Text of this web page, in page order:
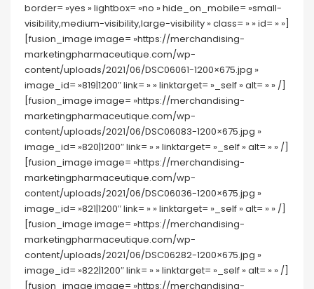
border= »yes » lightbox= »no » hide_on_mobile= »small-
visibility,medium-visibility,large-visibility » class= » » id= » »]
[fusion_image image= »https://merchandising-
marketingpharmaceutique.com/wp-
content/uploads/2021/06/DSC06061-1200×675.jpg »
image_id= »819|1200″ link= » » linktarget= »_self » alt= » » /]
[fusion_image image= »https://merchandising-
marketingpharmaceutique.com/wp-
content/uploads/2021/06/DSC06083-1200×675.jpg »
image_id= »820|1200″ link= » » linktarget= »_self » alt= » » /]
[fusion_image image= »https://merchandising-
marketingpharmaceutique.com/wp-
content/uploads/2021/06/DSC06036-1200×675.jpg »
image_id= »821|1200″ link= » » linktarget= »_self » alt= » » /]
[fusion_image image= »https://merchandising-
marketingpharmaceutique.com/wp-
content/uploads/2021/06/DSC06282-1200×675.jpg »
image_id= »822|1200″ link= » » linktarget= »_self » alt= » » /]
[fusion_image image= »https://merchandising-